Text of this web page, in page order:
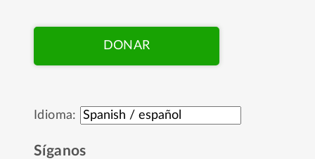
DONAR
Idioma:
Síganos